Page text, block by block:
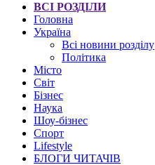
ВСІ РОЗДІЛИ
Головна
Україна
Всі новини розділу
Політика
Місто
Світ
Бізнес
Наука
Шоу-бізнес
Спорт
Lifestyle
БЛОГИ ЧИТАЧІВ